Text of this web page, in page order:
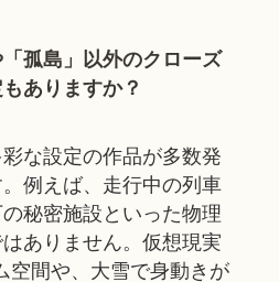
「孤島」以外のクローズ
ありますか？
な設定の作品が多数発
例えば、走行中の列車
秘密施設といった物理
ありません。仮想現実
空間や、大雪で身動きが